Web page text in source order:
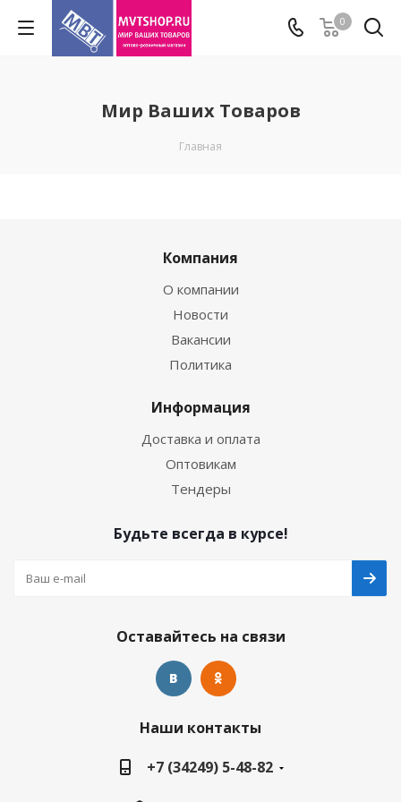
0
Мир Ваших Товаров
Главная
Компания
О компании
Новости
Вакансии
Политика
Информация
Доставка и оплата
Оптовикам
Тендеры
Будьте всегда в курсе!
Оставайтесь на связи
Наши контакты
+7 (34249) 5-48-82